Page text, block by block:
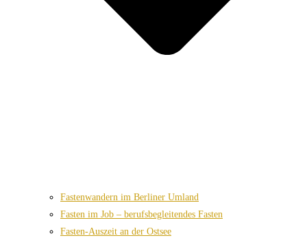
Fastenwandern im Berliner Umland
Fasten im Job – berufsbegleitendes Fasten
Fasten-Auszeit an der Ostsee